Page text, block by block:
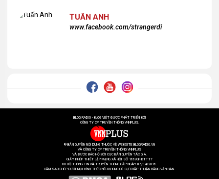
TUẤN ANH
www.facebook.com/strangerdi
BLOG RADIO - BLOG VIỆT ĐƯỢC PHÁT TRIỂN BỞI
CÔNG TY CP TRUYỀN THÔNG VNNPLUS.
® BẢN QUYỀN NỘI DUNG THUỘC VỀ WEBSITE BLOGRADIO.VN
VÀ CÔNG TY CP TRUYỀN THÔNG VNNPLUS
VÀ ĐƯỢC BẢO HỘ BỞI CỤC BẢN QUYỀN TÁC GIẢ.
GIẤY PHÉP THIẾT LẬP MẠNG XÃ HỘI SỐ 166/GP-BTTTT
DO BỘ THÔNG TIN VÀ TRUYỀN THÔNG CẤP NGÀY 05/04/2016.
CẤM SAO CHÉP DƯỚI MỌI HÌNH THỨC NẾU KHÔNG CÓ SỰ CHẤP THUẬN BẰNG VĂN BẢN.